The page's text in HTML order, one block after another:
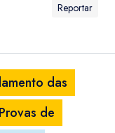
Reportar
das
de